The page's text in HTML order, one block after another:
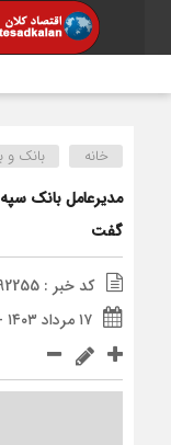
خانه بانک و
مدیرعامل بانک سپه
گفت
کد خبر : 92255
۱۷ مرداد ۱۴۰۳ - ۱۶:۰۷